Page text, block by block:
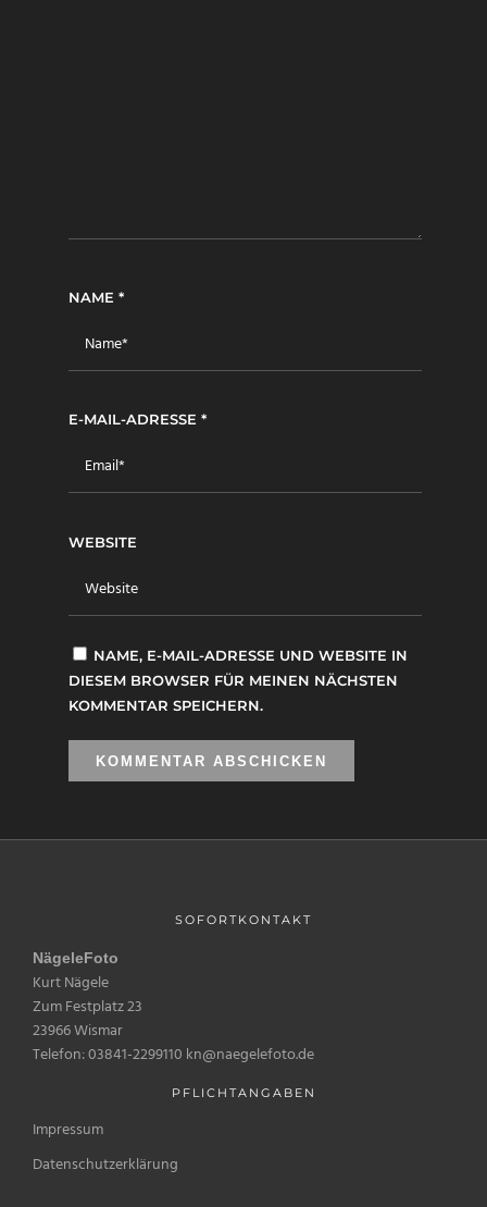
NAME *
E-MAIL-ADRESSE *
WEBSITE
NAME, E-MAIL-ADRESSE UND WEBSITE IN
DIESEM BROWSER FÜR MEINEN NÄCHSTEN
KOMMENTAR SPEICHERN.
SOFORTKONTAKT
NägeleFoto
Kurt Nägele
Zum Festplatz 23
23966 Wismar
Telefon: 03841-2299110 kn@naegelefoto.de
PFLICHTANGABEN
Impressum
Datenschutzerklärung